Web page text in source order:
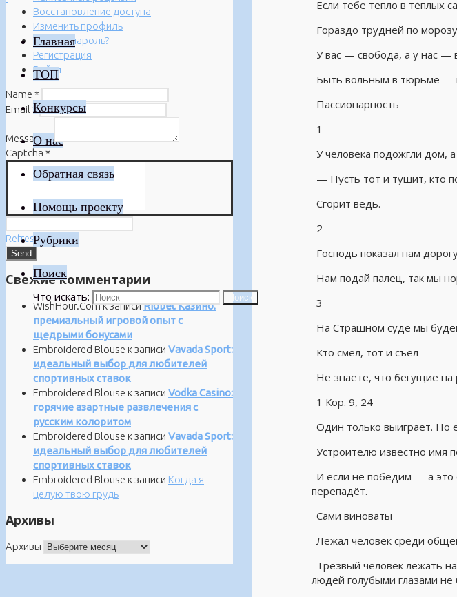
Главная
ТОП
Конкурсы
О нас
Обратная связь
Помощь проекту
Рубрики
Поиск
Что искать: Поиск
Если тебе тепло в тёплых
Гораздо трудней по
У вас — свобода, а у нас —
Быть вольным в тюрьме —
Пассионарность
1
У человека подожгли дом, а
— Пусть тот и тушит, кто
Сгорит ведь.
2
Господь показал нам
Нам подай палец, так мы
3
На Страшном суде мы
Кто смел, тот и съел
Не знаете, что бегущие на
1 Кор. 9, 24
Один только выиграет. Но
Устроителю известно имя
И если не победим — а это
перепадёт.
Сами виноваты
Лежал человек среди
Трезвый человек лежать
людей голубыми глазами не
Восстановление доступа
Изменить профиль
Забыли пароль?
Регистрация
Войти
Name *
Email *
Message*
Captcha *
Refresh
Свежие комментарии
WishHour.Comк записиRiobet Казино:
премиальный игровой опыт с
щедрыми бонусами
Embroidered Blouse к записи Vavada Sport:
идеальный выбор для любителей
спортивных ставок
Embroidered Blouse к записи Vodka Casino:
горячие азартные развлечения с
русским колоритом
Embroidered Blouse к записи Vavada Sport:
идеальный выбор для любителей
спортивных ставок
Embroidered Blouse к записи Когда я
целую твою грудь
Архивы
Архивы